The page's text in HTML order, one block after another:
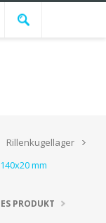
Rillenkugellager
mm
PRODUKT